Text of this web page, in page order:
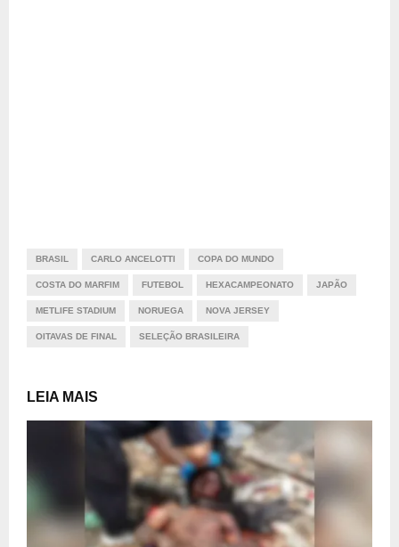
BRASIL CARLO ANCELOTTI COPA DO MUNDO
COSTA DO MARFIM FUTEBOL HEXACAMPEONATO JAPÃO
METLIFE STADIUM NORUEGA NOVA JERSEY
OITAVAS DE FINAL SELEÇÃO BRASILEIRA
LEIA MAIS